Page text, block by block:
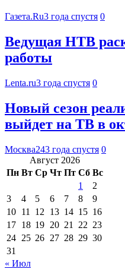
Газета.Ru3 года спустя 0
Ведущая НТВ
работы
Lenta.ru3 года спустя 0
Новый сезон
выйдет на ТВ в
Москва243 года спустя 0
Август 2026
Пн Вт Ср Чт Пт Сб Вс
1
2
3
4 5 6 7 8
9
10 11 12 13 14 15 16
17 18 19 20 21 22 23
24 25 26 27 28 29 30
31
« Июл